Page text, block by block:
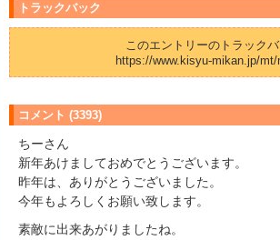
トラックバック
このエントリーのトラック
https://www.kisyu-mikan.jp/
コメント (3393)
ちーさん
新年あけましておめでとうございます。
昨年は、ありがとうございました。
今年もよろしくお願い致します。
素敵に出来あがりましたね。